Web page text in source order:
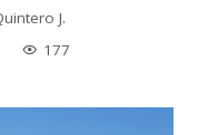
J.
177